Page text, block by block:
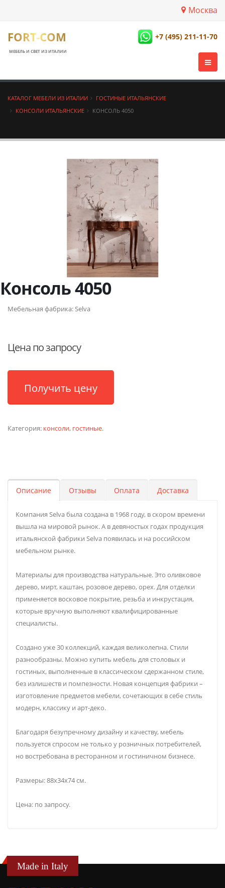
Москва
FORT-COM
МЕБЕЛЬ И СВЕТ ИЗ ИТАЛИИ
+7 (495) 211-11-70
КАТАЛОГ МЕБЕЛИ ИЗ ИТАЛИИ
ГОСТИНЫЕ ИТАЛЬЯНСКИЕ
КОНСОЛИ ИТАЛЬЯНСКИЕ
КОНСОЛЬ 4050
Консоль 4050
Мебельная фабрика:Selva
Цена по запросу
Получить цену
Категория: консоли, гостиные.
Описание Отзывы Оплата Доставка
Компания Selva была создана в 1968 году, в скором времени
вышла на мировой рынок. А в девяностых годах продукция
итальянской фабрики Selva появилась и на российском
мебельном рынке.
Материалы для производства натуральные. Это оливковое
дерево, мирт, каштан, розовое дерево, орех. Для отделки
применяется восковое покрытие, резьба и инкрустация,
которые вручную выполняют квалифицированные
специалисты.
Создано уже 30 коллекций, каждая великолепна. Стили
разнообразны. Можно купить мебель для столовых и
гостиных, выполненные в классическом сдержанном стиле,
без излишеств и помпезности. Новая концепция фабрики –
изготовление предметов мебели, сочетающих в себе стиль
модерн, классику и арт-деко.
Благодаря безупречному дизайну и качеству, мебель
пользуется спросом не только у розничных потребителей,
но востребована в ресторанном и гостиничном бизнесе.
Размеры: 88х34х74 см.
Цена: по запросу.
Made in Italy